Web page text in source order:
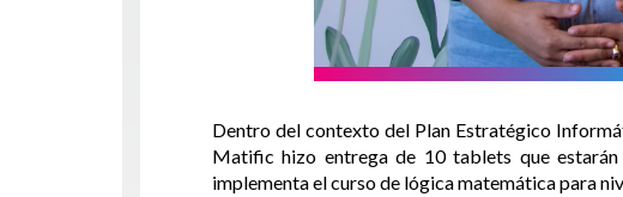
Dentro del contexto del Plan Estratégico
Matific hizo entrega de 10 tablets que
implementa el curso de lógica matemática para